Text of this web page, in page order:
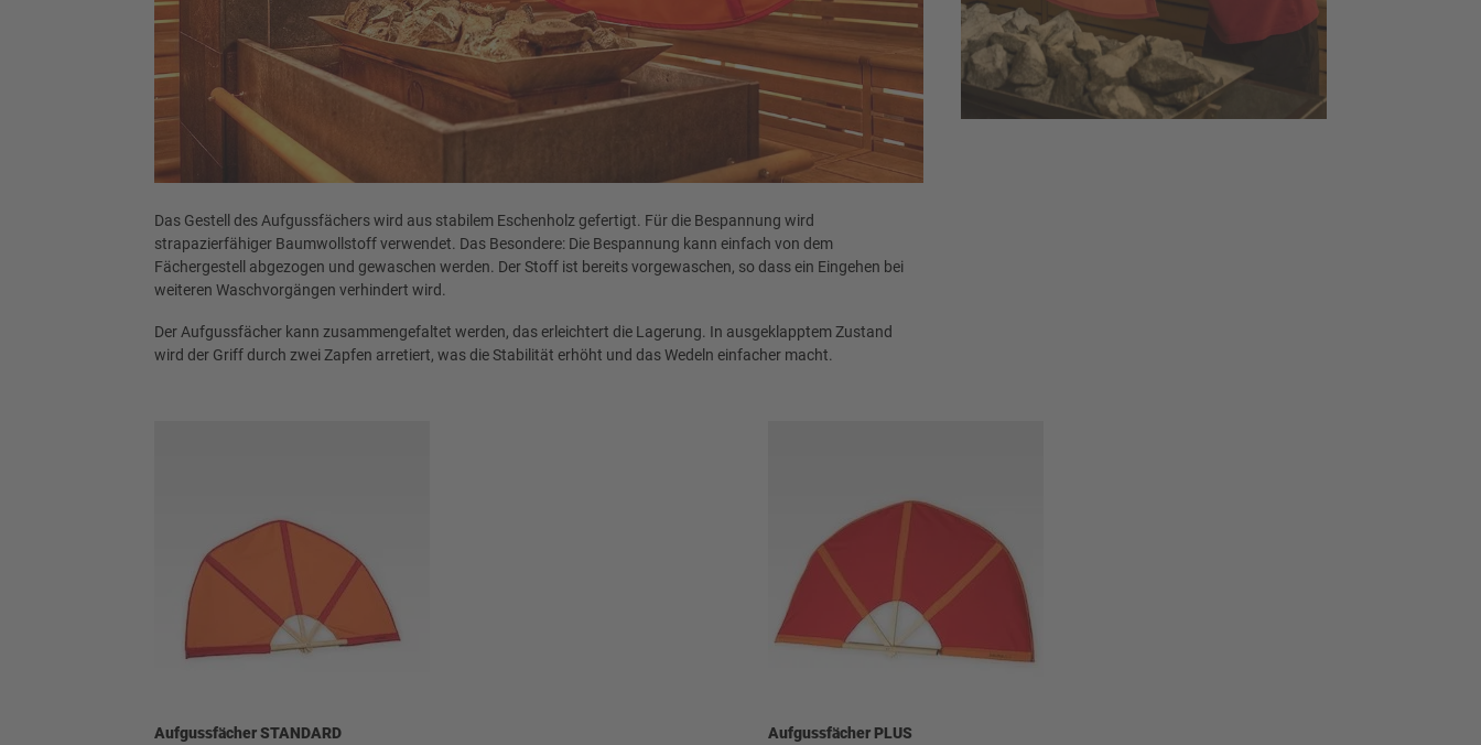
Das Gestell des Aufgussfächers wird aus stabilem Eschenholz gefertigt. Für die Bespannung wird
strapazierfähiger Baumwollstoff verwendet. Das Besondere: Die Bespannung kann einfach von dem
Fächergestell abgezogen und gewaschen werden. Der Stoff ist bereits vorgewaschen, so dass ein Eingehen bei
weiteren Waschvorgängen verhindert wird.
Der Aufgussfächer kann zusammengefaltet werden, das erleichtert die Lagerung. In ausgeklapptem Zustand
wird der Griff durch zwei Zapfen arretiert, was die Stabilität erhöht und das Wedeln einfacher macht.
Aufgussfächer STANDARD Aufgussfächer PLUS